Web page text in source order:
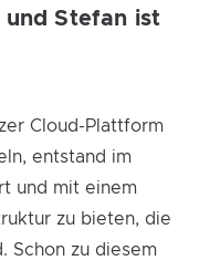
und Stefan ist
Cloud-Plattform
entstand im
und mit einem
zu bieten, die
Schon zu diesem